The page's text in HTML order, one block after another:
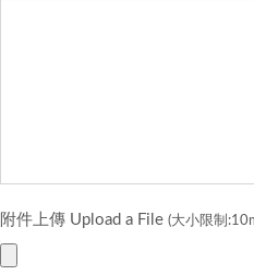
附件上傳 Upload a File (大小限制